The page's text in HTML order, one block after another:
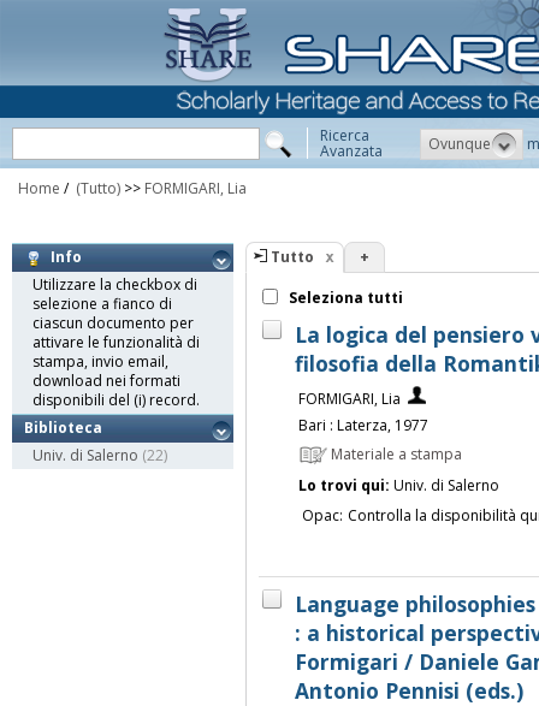
Ricerca
Avanzata Ovunque
Home / (Tutto) >> FORMIGARI, Lia
Info
Utilizzare la checkbox di
selezione a fianco di
ciascun documento per
attivare le funzionalità di
stampa, invio email,
download nei formati
disponibili del (i) record.
Biblioteca
Univ. di Salerno (22)
Tutto +
Seleziona tutti
La logica del
filosofia della
FORMIGARI, Lia
Bari : Laterza, 1977
Materiale a stampa
Lo trovi qui: Univ. di Salerno
Opac: Controlla la disponibilità
Language
: a historical
Formigari / Daniele
Antonio Pennisi (eds.)